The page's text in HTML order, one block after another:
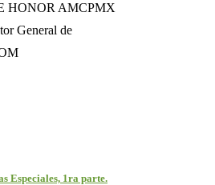
HONOR AMCPMX
General de
Especiales, 1ra parte.